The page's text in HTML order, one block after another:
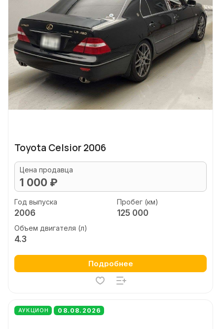
Toyota Celsior 2006
Цена продавца
1 000 ₽
Год выпуска
2006
Пробег (км)
125 000
Объем двигателя (л)
4.3
Подробнее
АУКЦИОН 08.08.2026